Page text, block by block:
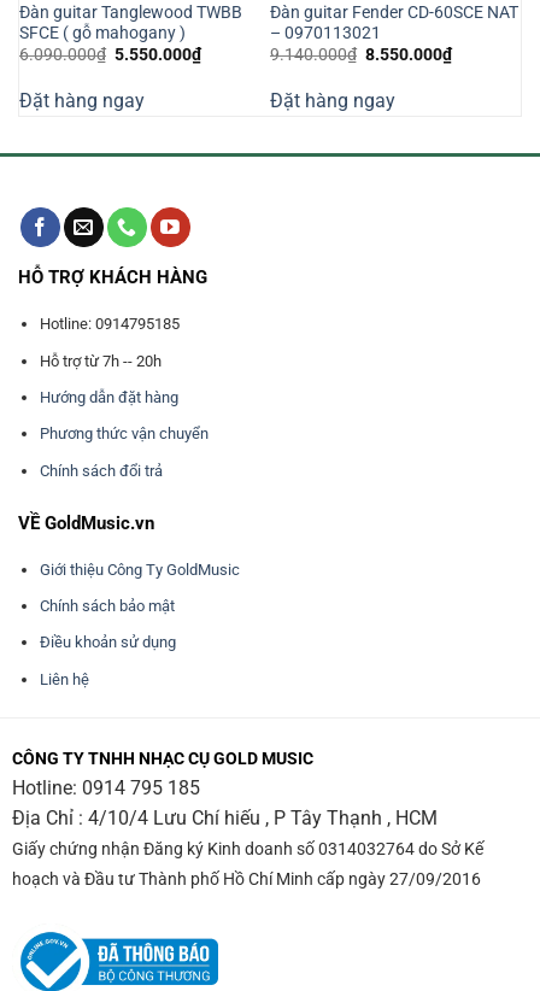
Đàn guitar Tanglewood TWBB
SFCE ( gỗ mahogany )
6.090.000₫ Giá
6.090.000₫.
5.550.000₫Giá
hiện
5.550.000₫.
Đặt hàng ngay
Đàn guitar Fender CD-60SCE NAT
– 0970113021
9.140.000₫ Giá
9.140.000₫.
8.550.000₫Giá
hiện
Đặt hàng ngay
HỖ TRỢ KHÁCH HÀNG
Hotline: 0914795185
Hỗ trợ từ 7h -- 20h
Hướng dẫn đặt hàng
Phương thức vận chuyển
Chính sách đổi trả
VỀ GoldMusic.vn
Giới thiệu Công Ty GoldMusic
Chính sách bảo mật
Điều khoản sử dụng
Liên hệ
CÔNG TY TNHH NHẠC CỤ GOLD MUSIC
Hotline: 0914 795 185
Địa Chỉ : 4/10/4 Lưu Chí hiếu , P Tây Thạnh , HCM
Giấy chứng nhận Đăng ký Kinh doanh số 0314032764 do Sở Kế
hoạch và Đầu tư Thành phố Hồ Chí Minh cấp ngày 27/09/2016